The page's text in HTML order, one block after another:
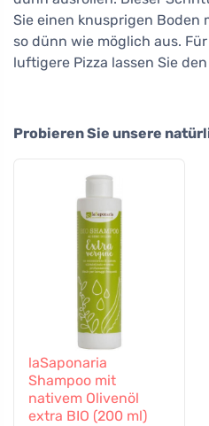
Sie einen knusprigen Boden
so dünn wie möglich aus.
luftigere Pizza lassen Sie
Probieren Sie unsere
laSaponaria
Shampoo mit
nativem Olivenöl
extra BIO (200 ml)